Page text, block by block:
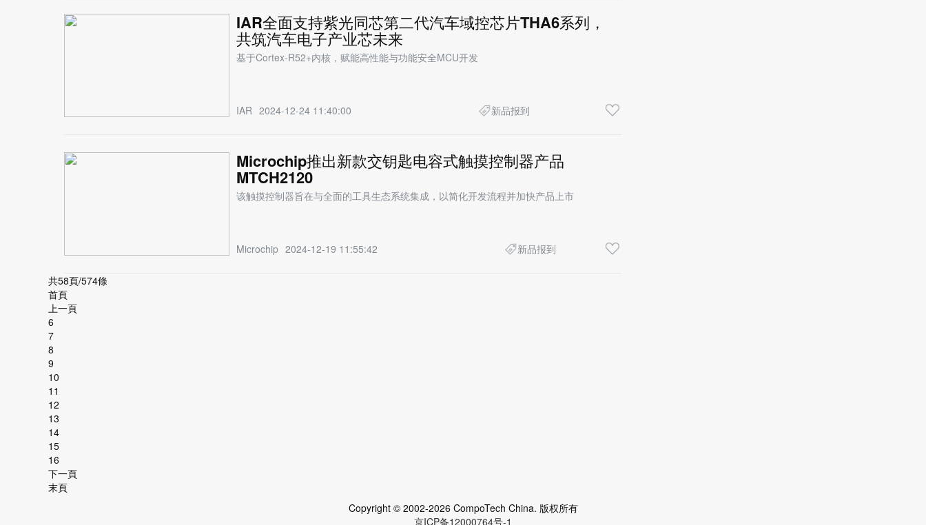
IAR全面支持紫光同芯第二代汽车域控芯片THA6系列，
共筑汽车电子产业芯未来
基于Cortex-R52+内核，赋能高性能与功能安全MCU开发
IAR 2024-12-24 11:40:00 新品报到
Microchip推出新款交钥匙电容式触摸控制器产品
MTCH2120
该触摸控制器旨在与全面的工具生态系统集成，以简化开发流程并加快产品上市
Microchip 2024-12-19 11:55:42 新品报到
共58頁/574條
首頁
上一頁
6
7
8
9
10
11
12
13
14
15
16
下一頁
末頁
Copyright © 2002-2026 CompoTech China. 版权所有
京ICP备12000764号-1